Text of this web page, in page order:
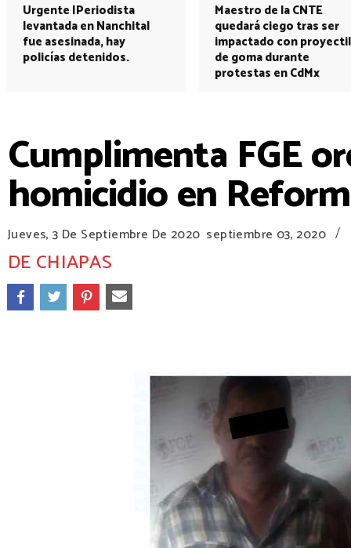
Urgente |Periodista
levantada en Nanchital
fue asesinada, hay
policías detenidos.
Maestro de la CNTE
quedará ciego tras ser
impactado con proyectil
de goma durante
protestas en CdMx
Cumplimenta FGE
homicidio en
Jueves, 3 De Septiembre De 2020 septiembre 03, 2020 /
DE CHIAPAS